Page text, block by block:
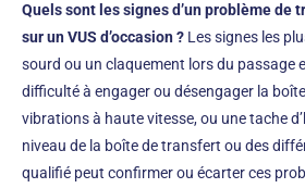
Quels sont les signes d’un problème de
sur un VUS d’occasion ? Les signes les
sourd ou un claquement lors du passage
difficulté à engager ou désengager la
vibrations à haute vitesse, ou une tache
niveau de la boîte de transfert ou des
qualifié peut confirmer ou écarter ces